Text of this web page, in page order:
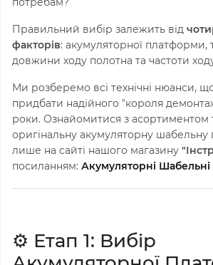
Правильний вибір залежить від
факторів: акумуляторної платформи,
довжини ходу полотна та частоти
Ми розберемо всі технічні нюанси,
придбати надійного "короля
роки. Ознайомитися з асортиментом
оригінальну акумуляторну
лише на сайті нашого магазину
посиланням: Акумуляторні
⚙️ Етап 1: Вибір